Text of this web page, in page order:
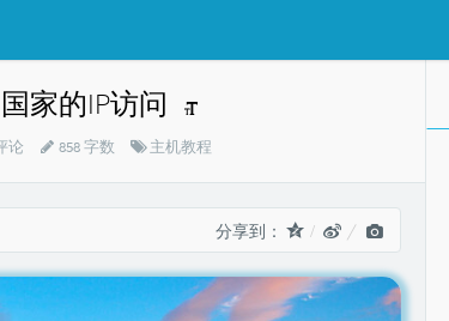
家的IP访问
论 858 字数
分
主机教程
分享到：